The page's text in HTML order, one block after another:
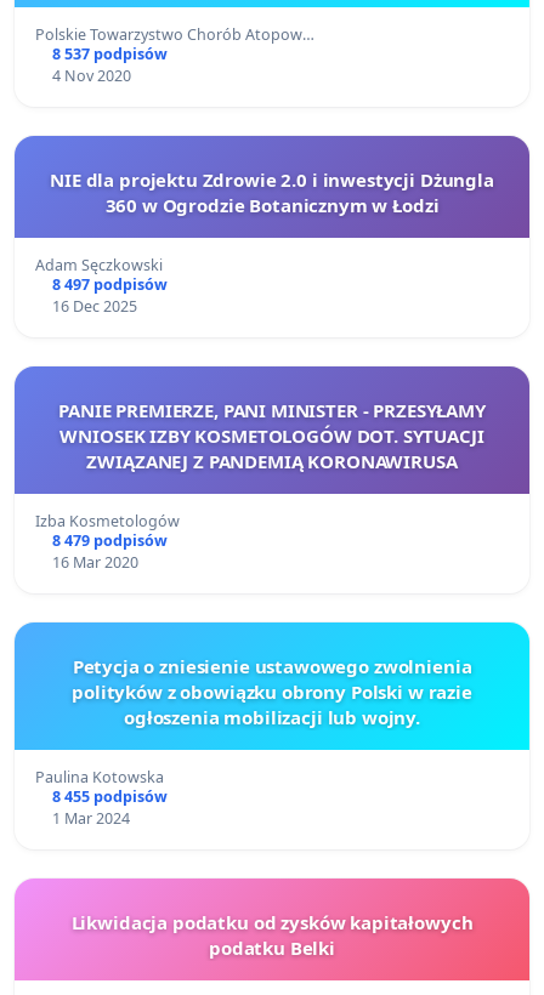
Polskie Towarzystwo Chorób Atopow…
8 537 podpisów
4 Nov 2020
NIE dla projektu Zdrowie 2.0 i inwestycji Dżungla
360 w Ogrodzie Botanicznym w Łodzi
Adam Sęczkowski
8 497 podpisów
16 Dec 2025
PANIE PREMIERZE, PANI MINISTER - PRZESYŁAMY
WNIOSEK IZBY KOSMETOLOGÓW DOT. SYTUACJI
ZWIĄZANEJ Z PANDEMIĄ KORONAWIRUSA
Izba Kosmetologów
8 479 podpisów
16 Mar 2020
Petycja o zniesienie ustawowego zwolnienia
polityków z obowiązku obrony Polski w razie
ogłoszenia mobilizacji lub wojny.
Paulina Kotowska
8 455 podpisów
1 Mar 2024
Likwidacja podatku od zysków kapitałowych
podatku Belki